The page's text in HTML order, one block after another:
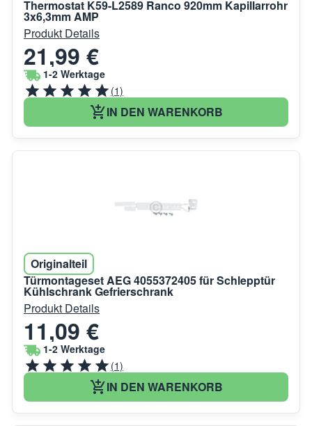
Thermostat K59-L2589 Ranco 920mm Kapillarrohr
3x6,3mm AMP
Produkt Details
21,99 €
1-2 Werktage
(1)
IN DEN WARENKORB
Originalteil
Türmontageset AEG 4055372405 für Schlepptür
Kühlschrank Gefrierschrank
Produkt Details
11,09 €
1-2 Werktage
(1)
IN DEN WARENKORB